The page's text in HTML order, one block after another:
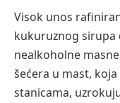
Visok unos
kukuruznog
nealkoholne
šećera u mast,
stanicama,